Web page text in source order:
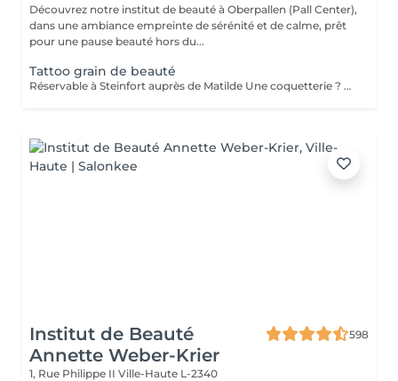
Découvrez notre institut de beauté à Oberpallen (Pall Center),
dans une ambiance empreinte de sérénité et de calme, prêt
pour une pause beauté hors du...
Tattoo grain de beauté
Réservable à Steinfort auprès de Matilde Une coquetterie ? Accentuer un grain de beauté déjà existant ? Une jolie mouche à la Maryline Monroe ? Au choix... Sans douleur, pas de retouche nécessaire ( mais comprise si besoin ), longue durée dans le temps ( jusqu'à 18 mois )
Institut de Beauté
Annette Weber-Krier
598
1, Rue Philippe II Ville-Haute L-2340